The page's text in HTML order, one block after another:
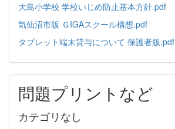
大島小学校 学校いじめ防止基本方針.pdf
気仙沼市版 ＧIGAスクール構想.pdf
タブレット端末貸与について 保護者版.pdf
問題プリントなど
カテゴリなし